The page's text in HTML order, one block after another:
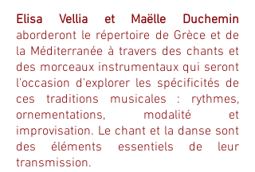
Elisa Vellia et Maëlle Duchemin
aborderont le répertoire de Grèce et de
la Méditerranée à travers des chants et
des morceaux instrumentaux qui seront
l'occasion d'explorer les spécificités de
ces traditions musicales : rythmes,
ornementations, modalité et
improvisation. Le chant et la danse sont
des éléments essentiels de leur
transmission.